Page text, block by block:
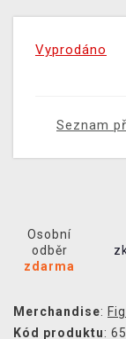
Vyprodáno
Seznam
Osobní
odběr
zdarma
Merchandise:
Kód produktu: